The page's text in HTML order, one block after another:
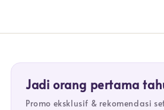
Jadi orang pertama
Promo eksklusif & rekomendasi